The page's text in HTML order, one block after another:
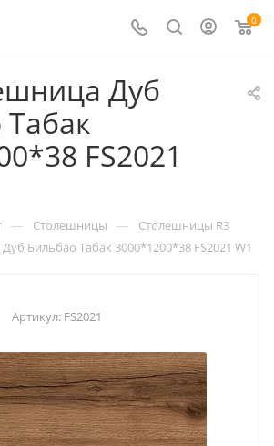
0
Дуб
FS2021
— Столешницы — Столешницы R3
Бильбао Табак 3000*1200*38 FS2021 W1
Артикул: FS2021